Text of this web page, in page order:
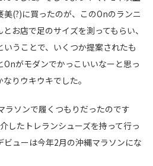
(?)に買ったのが、このOnのランニ
お店で足のサイズを測ってもらい、
うことで、いくつか提案されたも
がモダンでかっこいいなーと思っ
りウキウキでした。
ラソンで履くつもりだったのです
したトレランシューズを持って行っ
ューは今年2月の沖縄マラソンにな